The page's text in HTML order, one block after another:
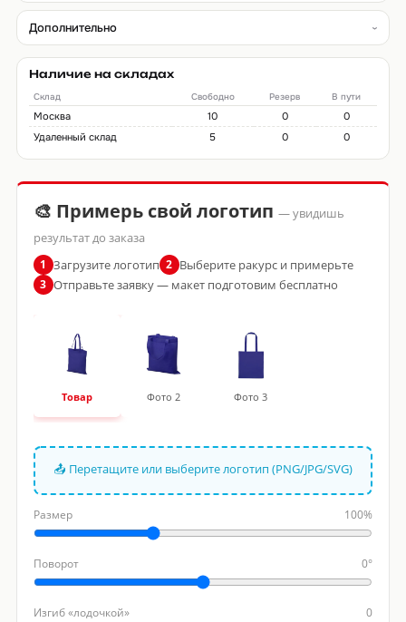
Дополнительно
Наличие на складах
Склад Свободно Резерв В пути
Москва 10 0
0
Удаленный склад
5 0 0
🎨 Примерь свой логотип — увидишь
результат до заказа
1 Загрузите логотип 2 Выберите ракурс и примерьте
3 Отправьте заявку — макет подготовим бесплатно
Товар Фото 2 Фото 3
📤 Перетащите или выберите логотип (PNG/JPG/SVG)
Размер 100%
Поворот 0°
Изгиб «лодочкой» 0